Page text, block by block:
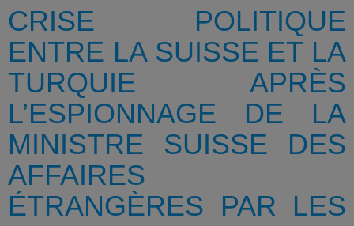
CRISE POLITIQUE
ENTRE LA SUISSE ET LA
TURQUIE APRÈS
L’ESPIONNAGE DE LA
MINISTRE SUISSE DES
AFFAIRES
ÉTRANGÈRES PAR LES